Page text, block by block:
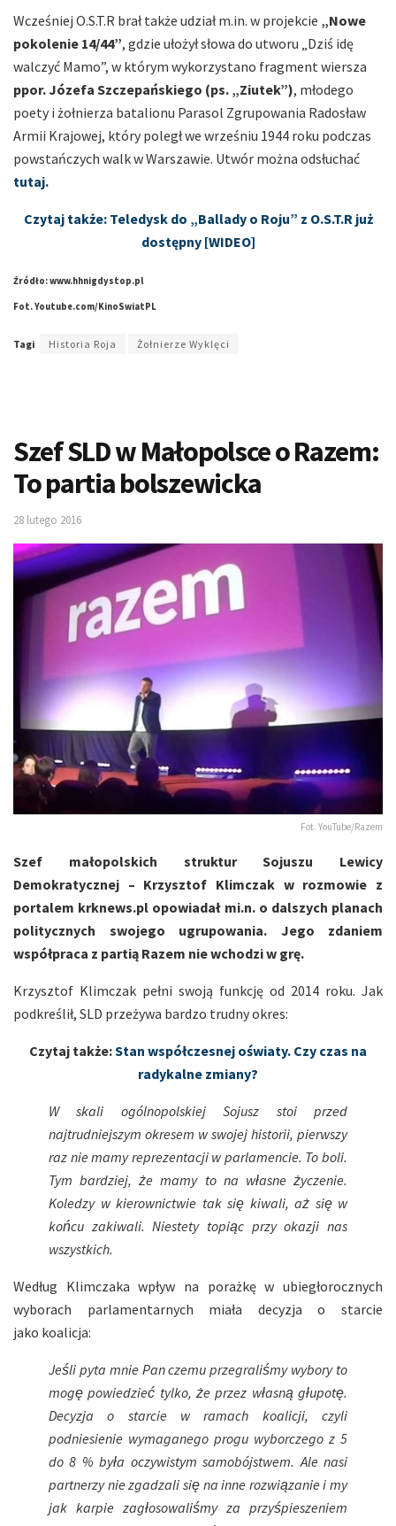
Wcześniej O.S.T.R brał także udział m.in. w projekcie „Nowe
pokolenie 14/44”, gdzie ułożył słowa do utworu „Dziś idę
walczyć Mamo”, w którym wykorzystano fragment wiersza
ppor. Józefa Szczepańskiego (ps. „Ziutek”), młodego
poety i żołnierza batalionu Parasol Zgrupowania Radosław
Armii Krajowej, który poległ we wrześniu 1944 roku podczas
powstańczych walk w Warszawie. Utwór można odsłuchać
tutaj.
Czytaj także: Teledysk do „Ballady o Roju” z O.S.T.R już
dostępny [WIDEO]
Źródło: www.hhnigdystop.pl
Fot. Youtube.com/KinoSwiatPL
Tagi Historia Roja Żołnierze Wyklęci
Szef SLD w Małopolsce o Razem:
To partia bolszewicka
28 lutego 2016
Fot. YouTube/Razem
Szef małopolskich struktur Sojuszu Lewicy
Demokratycznej – Krzysztof Klimczak w rozmowie z
portalem krknews.pl opowiadał mi.n. o dalszych planach
politycznych swojego ugrupowania. Jego zdaniem
współpraca z partią Razem nie wchodzi w grę.
Krzysztof Klimczak pełni swoją funkcję od 2014 roku. Jak
podkreślił, SLD przeżywa bardzo trudny okres:
Czytaj także:Stan współczesnej oświaty. Czy czas na
radykalne zmiany?
W skali ogólnopolskiej Sojusz stoi przed
najtrudniejszym okresem w swojej historii, pierwszy
raz nie mamy reprezentacji w parlamencie. To boli.
Tym bardziej, że mamy to na własne życzenie.
Koledzy w kierownictwie tak się kiwali, aż się w
końcu zakiwali. Niestety topiąc przy okazji nas
wszystkich.
Według Klimczaka wpływ na porażkę w ubiegłorocznych
wyborach parlamentarnych miała decyzja o starcie
jako koalicja:
Jeśli pyta mnie Pan czemu przegraliśmy wybory to
mogę powiedzieć tylko, że przez własną głupotę.
Decyzja o starcie w ramach koalicji, czyli
podniesienie wymaganego progu wyborczego z 5
do 8 % była oczywistym samobójstwem. Ale nasi
partnerzy nie zgadzali się na inne rozwiązanie i my
jak karpie zagłosowaliśmy za przyśpieszeniem